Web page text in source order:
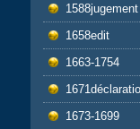
1588jugement
1658edit
1663-1754
1673-1699